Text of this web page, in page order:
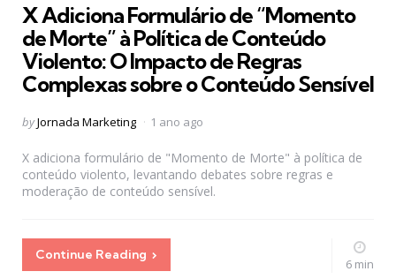
X Adiciona Formulário de “Momento
de Morte” à Política de Conteúdo
Violento: O Impacto de Regras
Complexas sobre o Conteúdo Sensível
Posted
byJornada Marketing 1 ano ago
X adiciona formulário de "Momento de Morte" à política de
conteúdo violento, levantando debates sobre regras e
moderação de conteúdo sensível.
Continue Reading
6 min